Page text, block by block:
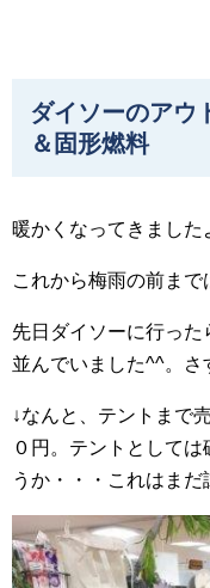
ダイソーのア
＆固形燃料
暖かくなってきました
これから梅雨の前まで
先日ダイソーに行っ
並んでいました^^。さ
↓なんと、テントまで
０円。テントとして
うか・・・これはまだ